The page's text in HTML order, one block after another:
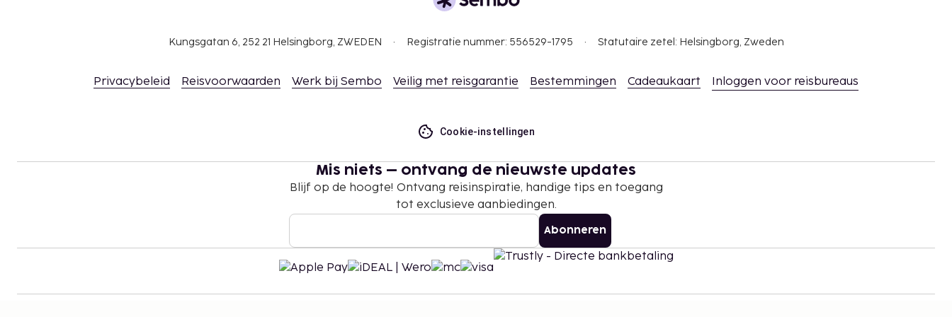
Kungsgatan 6, 252 21 Helsingborg, ZWEDEN Registratie nummer: 556529-1795 Statutaire zetel: Helsingborg, Zweden
Privacybeleid Reisvoorwaarden Werk bij Sembo Veilig met reisgarantie Bestemmingen Cadeaukaart Inloggen voor reisbureaus
Cookie-instellingen
Mis niets – ontvang de nieuwste updates
Blijf op de hoogte! Ontvang reisinspiratie, handige tips en toegang
tot exclusieve aanbiedingen.
Abonneren